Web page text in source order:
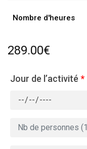
Nombre d'heures
289.00€
Jour de l’activité *